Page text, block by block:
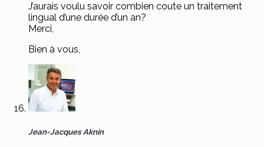
J’aurais voulu savoir combien coute un traitement
lingual d’une durée d’un an?
Merci,
Bien à vous,
Jean-Jacques Aknin